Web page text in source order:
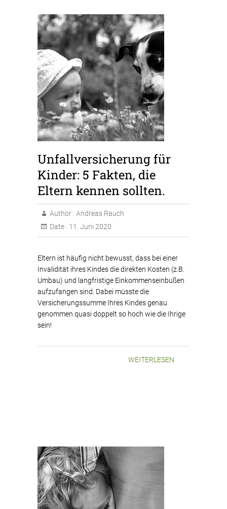
Unfallversicherung für
Kinder: 5 Fakten, die
Eltern kennen sollten.
Author : Andreas Rauch
Date : 11. Juni 2020
Eltern ist häufig nicht bewusst, dass bei einer
Invalidität ihres Kindes die direkten Kosten (z.B.
Umbau) und langfristige Einkommenseinbußen
aufzufangen sind. Dabei müsste die
Versicherungssumme Ihres Kindes genau
genommen quasi doppelt so hoch wie die Ihrige
sein!
WEITERLESEN